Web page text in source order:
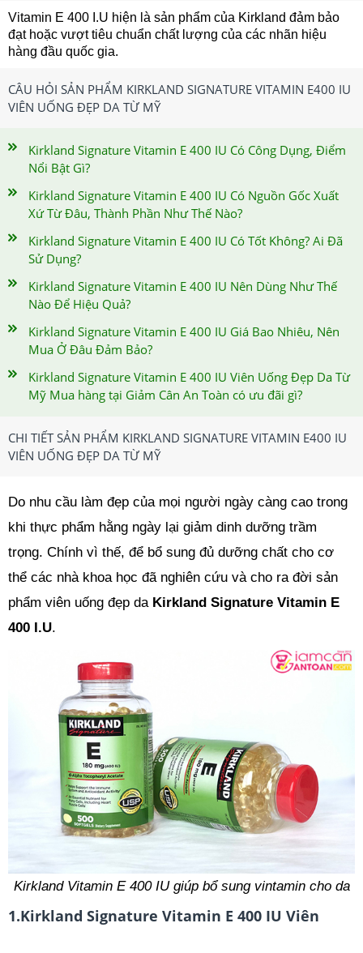
Vitamin E 400 I.U hiện là sản phẩm của Kirkland đảm bảo
đạt hoặc vượt tiêu chuẩn chất lượng của các nhãn hiệu
hàng đầu quốc gia.
CÂU HỎI SẢN PHẨM KIRKLAND SIGNATURE VITAMIN E400 IU
VIÊN UỐNG ĐẸP DA TỪ MỸ
Kirkland Signature Vitamin E 400 IU Có Công Dụng, Điểm
Nổi Bật Gì?
Kirkland Signature Vitamin E 400 IU Có Nguồn Gốc Xuất
Xứ Từ Đâu, Thành Phần Như Thế Nào?
Kirkland Signature Vitamin E 400 IU Có Tốt Không? Ai Đã
Sử Dụng?
Kirkland Signature Vitamin E 400 IU Nên Dùng Như Thế
Nào Để Hiệu Quả?
Kirkland Signature Vitamin E 400 IU Giá Bao Nhiêu, Nên
Mua Ở Đâu Đảm Bảo?
Kirkland Signature Vitamin E 400 IU Viên Uống Đẹp Da Từ
Mỹ Mua hàng tại Giảm Cân An Toàn có ưu đãi gì?
CHI TIẾT SẢN PHẨM KIRKLAND SIGNATURE VITAMIN E400 IU
VIÊN UỐNG ĐẸP DA TỪ MỸ
Do nhu cầu làm đẹp của mọi người ngày càng cao trong
khi thực phẩm hằng ngày lại giảm dinh dưỡng trầm
trọng. Chính vì thế, để bổ sung đủ dưỡng chất cho cơ
thể các nhà khoa học đã nghiên cứu và cho ra đời sản
phẩm viên uống đẹp da Kirkland Signature Vitamin E
400 I.U.
Kirkland Vitamin E 400 IU giúp bổ sung vintamin cho da
1.Kirkland Signature Vitamin E 400 IU Viên